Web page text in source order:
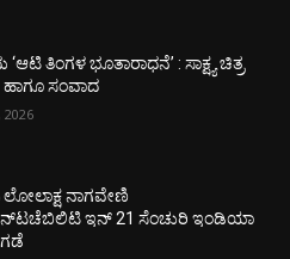
‘ಆಟಿ ತಿಂಗಳ ಭೂತಾರಾಧನೆ’ : ಸಾಕ್ಷ್ಯ ಚಿತ್ರ
ಹಾಗೂ ಸಂವಾದ
2026
ಲೋಲಾಕ್ಷ ನಾಗವೇಣಿ
ಇನ್ 21 ಸೆಂಚುರಿ ಇಂಡಿಯಾ